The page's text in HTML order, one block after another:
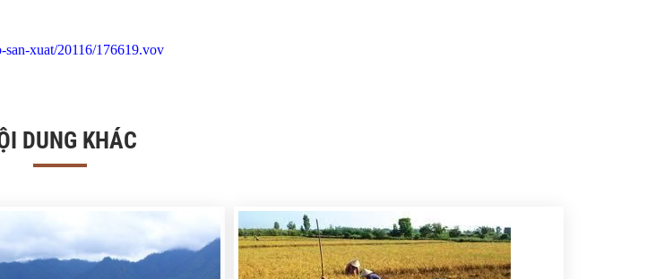
xuat/20116/176619.vov
DUNG KHÁC